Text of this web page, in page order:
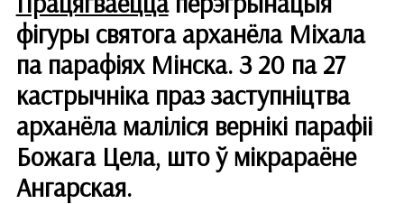
фігуры святога арханёла Міхала
па парафіях Мінска. З 20 па 27
кастрычніка праз заступніцтва
арханёла маліліся вернікі парафіі
Божага Цела, што ў мікрараёне
Ангарская.